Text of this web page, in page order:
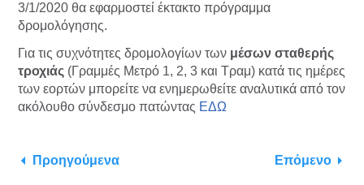
3/1/2020 θα εφαρμοστεί έκτακτο πρόγραμμα
δρομολόγησης.
Για τις συχνότητες δρομολογίων των μέσων σταθερής
τροχιάς (Γραμμές Μετρό 1, 2, 3 και Τραμ) κατά τις ημέρες
των εορτών μπορείτε να ενημερωθείτε αναλυτικά από τον
ακόλουθο σύνδεσμο πατώντας ΕΔΩ
Προηγούμενα Επόμενο